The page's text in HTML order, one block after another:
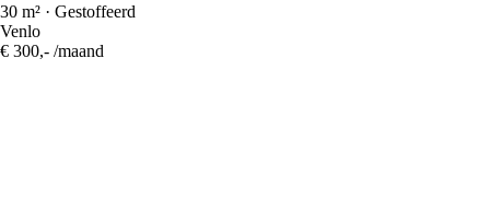
30 m² · Gestoffeerd
Venlo
€ 300,- /maand